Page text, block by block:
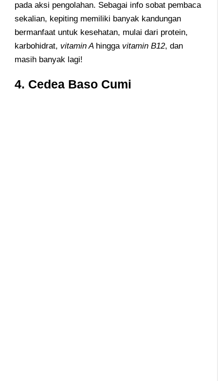
pada aksi pengolahan. Sebagai info sobat pembaca
sekalian, kepiting memiliki banyak kandungan
bermanfaat untuk kesehatan, mulai dari protein,
karbohidrat, vitamin A hingga vitamin B12, dan
masih banyak lagi!
4. Cedea Baso Cumi